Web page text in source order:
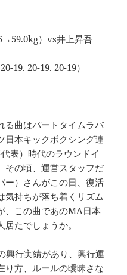
）vs井上昇吾
19. 20-19. 20-19）
る曲はパートタイムラバ
日本キックボクシング連
表）時代のラウンドイ
その頃、運営スタッフだ
ー）さんがこの日、復活
気持ちが落ち着くリズム
、この曲であのMA日本
たでしょうか。
興行実績があり、興行運
り方、ルールの曖昧さな